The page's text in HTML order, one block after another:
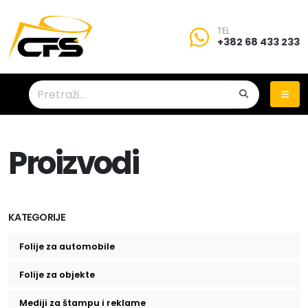
TEL
+382 68 433 233
Proizvodi
KATEGORIJE
Folije za automobile
Folije za zatamnjivanje stakala
Auto folije za promenu boje
Folije za objekte
Zaštitne folije za stakla
Mediji za štampu i reklame